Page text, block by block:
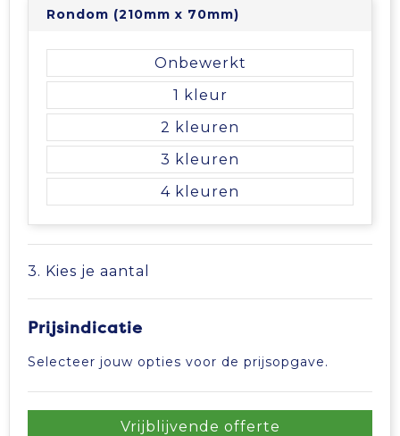
Rondom (210mm x 70mm)
Onbewerkt
1
2
3
4
3. Kies je aantal
Prijsindicatie
Selecteer jouw opties voor de prijsopgave.
Vrijblijvende offerte